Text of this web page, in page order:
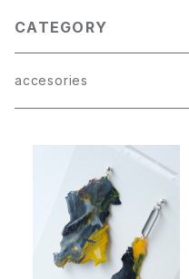
CATEGORY
accesories
イヤリング
ブローチ/ピンバッヂ